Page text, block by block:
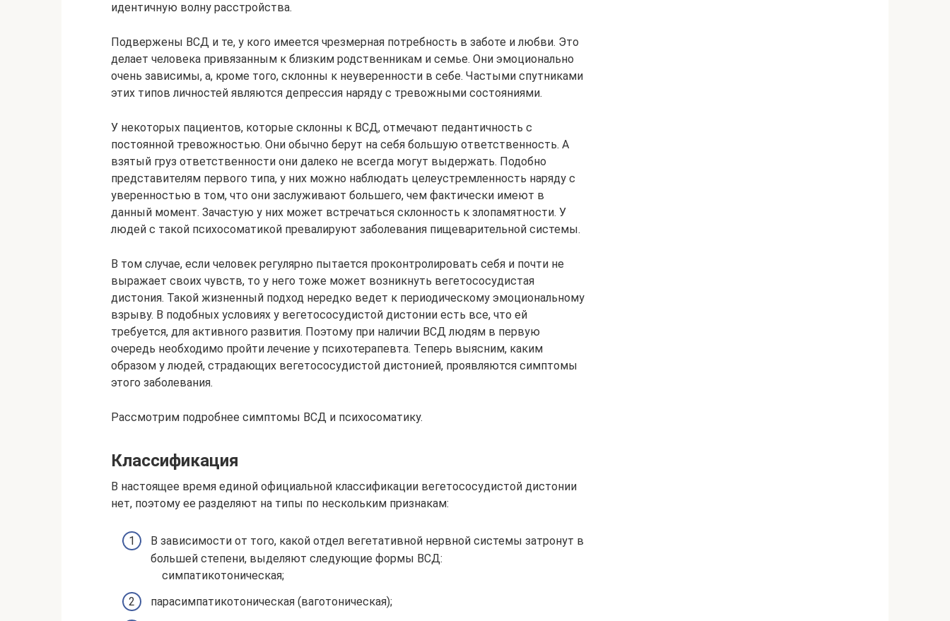
идентичную волну расстройства.
Подвержены ВСД и те, у кого имеется чрезмерная потребность в заботе и любви. Это
делает человека привязанным к близким родственникам и семье. Они эмоционально
очень зависимы, а, кроме того, склонны к неуверенности в себе. Частыми спутниками
этих типов личностей являются депрессия наряду с тревожными состояниями.
У некоторых пациентов, которые склонны к ВСД, отмечают педантичность с
постоянной тревожностью. Они обычно берут на себя большую ответственность. А
взятый груз ответственности они далеко не всегда могут выдержать. Подобно
представителям первого типа, у них можно наблюдать целеустремленность наряду с
уверенностью в том, что они заслуживают большего, чем фактически имеют в
данный момент. Зачастую у них может встречаться склонность к злопамятности. У
людей с такой психосоматикой превалируют заболевания пищеварительной системы.
В том случае, если человек регулярно пытается проконтролировать себя и почти не
выражает своих чувств, то у него тоже может возникнуть вегетососудистая
дистония. Такой жизненный подход нередко ведет к периодическому эмоциональному
взрыву. В подобных условиях у вегетососудистой дистонии есть все, что ей
требуется, для активного развития. Поэтому при наличии ВСД людям в первую
очередь необходимо пройти лечение у психотерапевта. Теперь выясним, каким
образом у людей, страдающих вегетососудистой дистонией, проявляются симптомы
этого заболевания.
Рассмотрим подробнее симптомы ВСД и психосоматику.
Классификация
В настоящее время единой официальной классификации вегетососудистой дистонии
нет, поэтому ее разделяют на типы по нескольким признакам:
В зависимости от того, какой отдел вегетативной нервной системы затронут в
большей степени, выделяют следующие формы ВСД:
симпатикотоническая;
парасимпатикотоническая (ваготоническая);